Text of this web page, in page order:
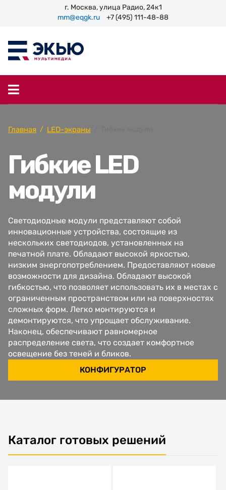
г. Москва, улица Радио, 24к1
mm@eqgk.ru
+7 (495) 111-48-88
Главная LED-экраны
Гибкие LED
модули
Светодиодные модули представляют собой
инновационные устройства, состоящие из
нескольких светодиодов, установленных на
печатной плате. Обладают высокой яркостью,
низким энергопотреблением. Предоставляют новые
возможности для дизайна. Обладают высокой
гибкостью, что позволяет использовать их в местах с
ограниченным пространством или на поверхностях
сложных форм. Легко монтируются и
демонтируются, что упрощает обслуживание.
Наконец, обеспечивают равномерное
распределение света, что создает комфортное
освещение без теней и бликов.
КОНФИГУРАТОР
Каталог готовых решений